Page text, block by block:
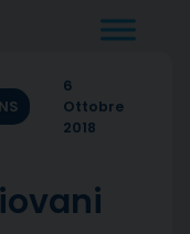
6
Ottobre
2018